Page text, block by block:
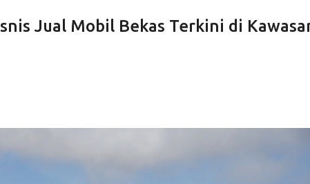
Jual Mobil Bekas Terkini di